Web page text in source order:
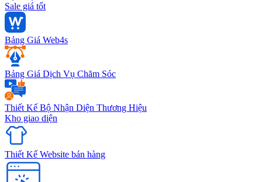
Sale giá tốt
Bảng Giá Web4s
Bảng Giá Dịch Vụ Chăm Sóc
Thiết Kế Bộ Nhận Diện Thương Hiệu
Kho giao diện
Thiết Kế Website bán hàng